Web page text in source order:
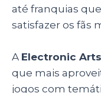
até franquias
satisfazer os fãs
A Electronic Arts
que mais
jogos com